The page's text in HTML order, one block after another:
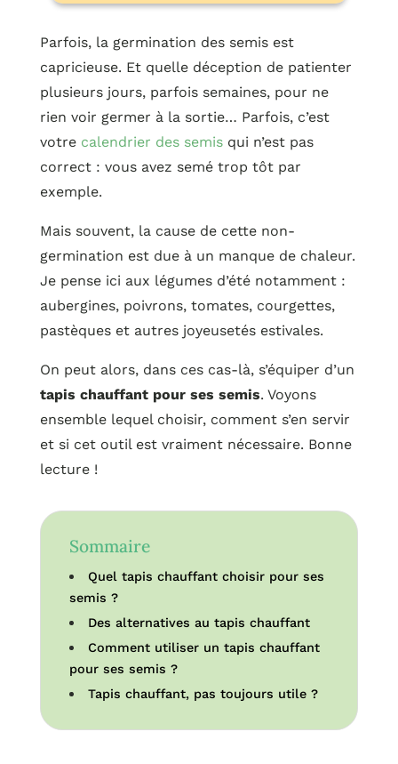
Parfois, la germination des semis est
capricieuse. Et quelle déception de patienter
plusieurs jours, parfois semaines, pour ne
rien voir germer à la sortie… Parfois, c’est
votre calendrier des semisqui n’est pas
correct : vous avez semé trop tôt par
exemple.
Mais souvent, la cause de cette non-
germination est due à un manque de chaleur.
Je pense ici aux légumes d’été notamment :
aubergines, poivrons, tomates, courgettes,
pastèques et autres joyeusetés estivales.
On peut alors, dans ces cas-là, s’équiper d’un
tapis chauffant pour ses semis. Voyons
ensemble lequel choisir, comment s’en servir
et si cet outil est vraiment nécessaire. Bonne
lecture !
Sommaire
Quel tapis chauffant choisir pour ses
semis ?
Des alternatives au tapis chauffant
Comment utiliser un tapis chauffant
pour ses semis ?
Tapis chauffant, pas toujours utile ?